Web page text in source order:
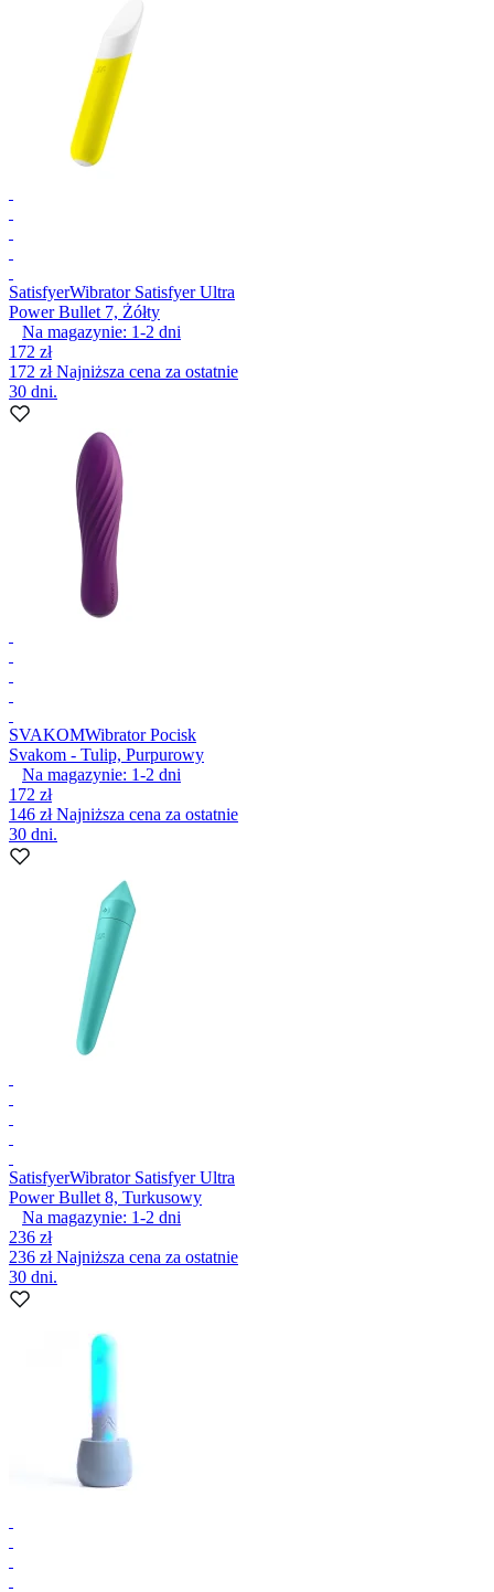
SatisfyerWibrator Satisfyer Ultra
Power Bullet 7, Żółty
Na magazynie: 1-2 dni
172 zł
172 złNajniższa cena za ostatnie
30 dni.
SVAKOMWibrator Pocisk
Svakom - Tulip, Purpurowy
Na magazynie: 1-2 dni
172 zł
146 złNajniższa cena za ostatnie
30 dni.
SatisfyerWibrator Satisfyer Ultra
Power Bullet 8, Turkusowy
Na magazynie: 1-2 dni
236 zł
236 złNajniższa cena za ostatnie
30 dni.